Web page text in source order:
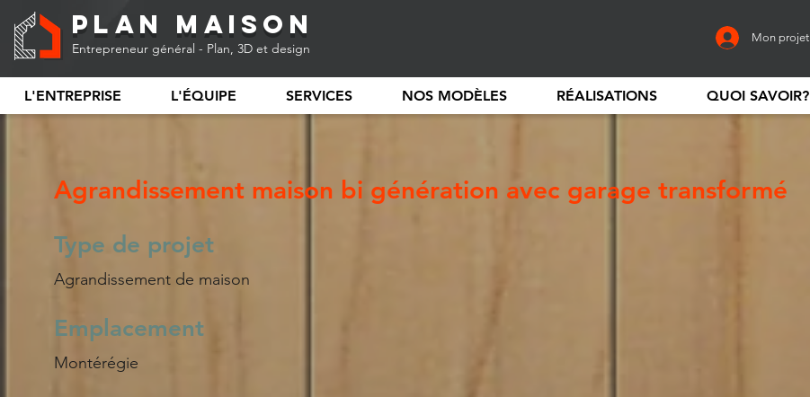
Plan Maison
Entrepreneur général - Plan, 3D et design
Mon projet
L'ENTREPRISE L'ÉQUIPE SERVICES NOS MODÈLES RÉALISATIONS QUOI SAVOIR?
Agrandissement maison bi génération avec garage transformé
Type de projet
Agrandissement de maison
Emplacement
Montérégie